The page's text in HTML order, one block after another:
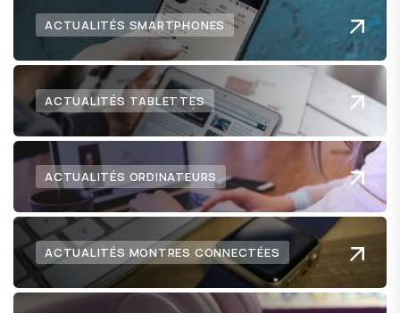
ACTUALITÉS SMARTPHONES
ACTUALITÉS TABLETTES
ACTUALITÉS ORDINATEURS
ACTUALITÉS MONTRES CONNECTÉES